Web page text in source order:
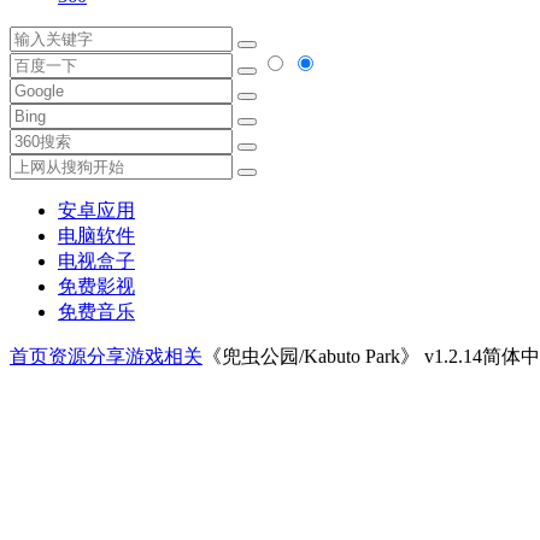
安卓应用
电脑软件
电视盒子
免费影视
免费音乐
首页资源分享游戏相关 《兜虫公园/Kabuto Park》 v1.2.14简体